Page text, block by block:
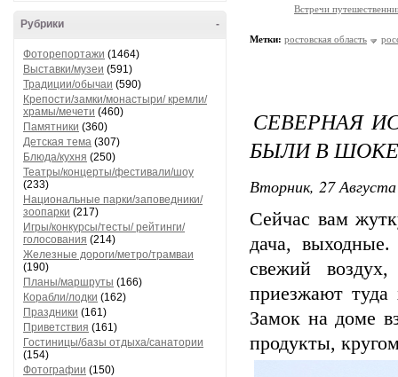
-
Рубрики
Фоторепортажи (1464)
Выставки/музеи (591)
Традиции/обычаи (590)
Крепости/замки/монастыри/ кремли/
храмы/мечети (460)
Памятники (360)
Детская тема (307)
Блюда/кухня (250)
Театры/концерты/фестивали/шоу
(233)
Национальные парки/заповедники/
зоопарки (217)
Игры/конкурсы/тесты/ рейтинги/
голосования (214)
Железные дороги/метро/трамваи
(190)
Планы/маршруты (166)
Корабли/лодки (162)
Праздники (161)
Приветствия (161)
Гостиницы/базы отдыха/санатории
(154)
Фотографии (150)
Встречи
Метки: ростовская область
СЕВЕРНАЯ
БЫЛИ В
Вторник, 27
Сейчас вам
дача,
свежий
приезжают туда
Замок на доме
продукты,